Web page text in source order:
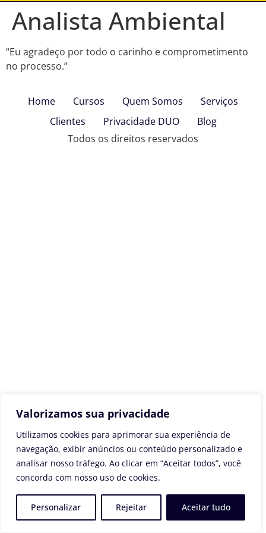
Valorizamos sua privacidade
Utilizamos cookies para aprimorar sua experiência de
navegação, exibir anúncios ou conteúdo personalizado e
analisar nosso tráfego. Ao clicar em “Aceitar todos”, você
concorda com nosso uso de cookies.
Personalizar Rejeitar Aceitar tudo
Analista Ambiental
“Eu agradeço por todo o carinho e comprometimento
no processo.”
Home Cursos Quem Somos
Serviços
Clientes
Privacidade DUO
Blog
Todos os direitos reservados